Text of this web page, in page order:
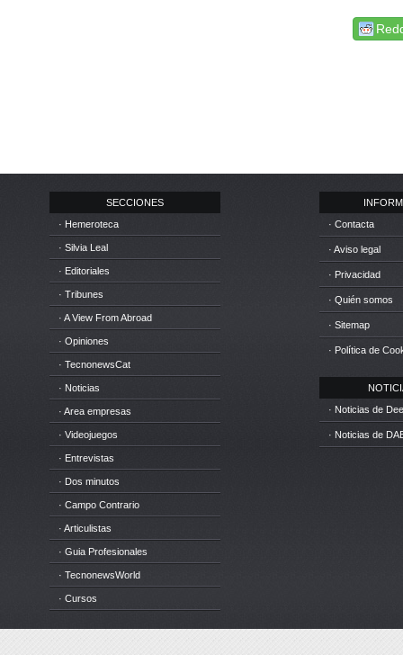
SECCIONES
· Hemeroteca
· Silvia Leal
· Editoriales
· Tribunes
· A View From Abroad
· Opiniones
· TecnonewsCat
· Noticias
· Area empresas
· Videojuegos
· Entrevistas
· Dos minutos
· Campo Contrario
· Articulistas
· Guia Profesionales
· TecnonewsWorld
· Cursos
· Contacta
· Aviso legal
· Privacidad
· Quién somos
· Sitemap
· Política de
· Noticias de
· Noticias de